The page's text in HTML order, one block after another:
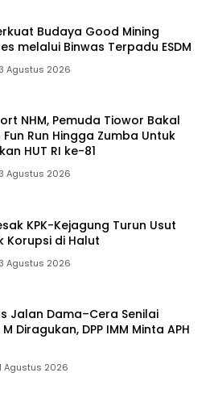
Budaya Good Mining
melalui Binwas Terpadu ESDM
Agustus 2026
NHM, Pemuda Tiowor Bakal
Fun Run Hingga Zumba Untuk
HUT RI ke-81
Agustus 2026
KPK-Kejagung Turun Usut
Korupsi di Halut
Agustus 2026
Jalan Dama–Cera Senilai
M Diragukan, DPP IMM Minta APH
1 Agustus 2026